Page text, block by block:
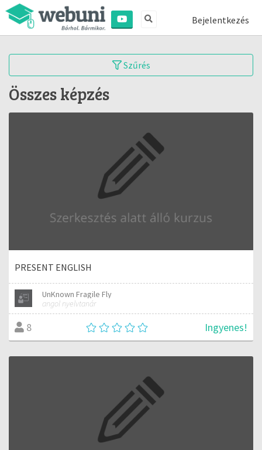
Bejelentkezés
Szűrés
Összes képzés
PRESENT ENGLISH
UnKnown Fragile Fly
angol nyelvtanár
8 Ingyenes!